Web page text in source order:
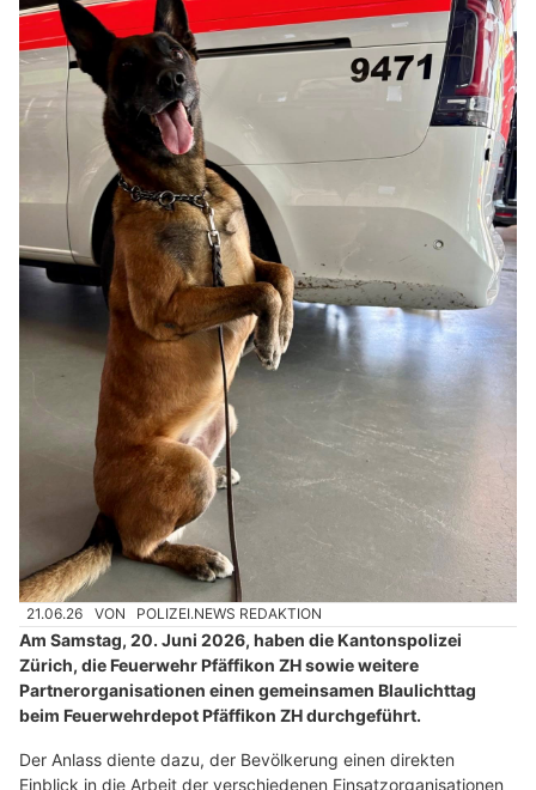
21.06.26 VON POLIZEI.NEWS REDAKTION
Am Samstag, 20. Juni 2026, haben die Kantonspolizei
Zürich, die Feuerwehr Pfäffikon ZH sowie weitere
Partnerorganisationen einen gemeinsamen Blaulichttag
beim Feuerwehrdepot Pfäffikon ZH durchgeführt.
Der Anlass diente dazu, der Bevölkerung einen direkten
Einblick in die Arbeit der verschiedenen Einsatzorganisationen